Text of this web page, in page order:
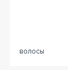
волосы